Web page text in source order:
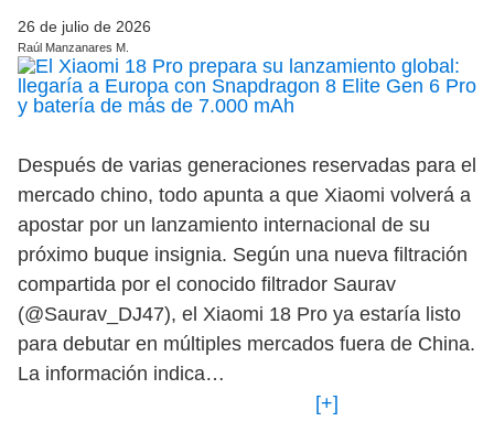
26 de julio de 2026
Raúl Manzanares M.
Después de varias generaciones reservadas para el
mercado chino, todo apunta a que Xiaomi volverá a
apostar por un lanzamiento internacional de su
próximo buque insignia. Según una nueva filtración
compartida por el conocido filtrador Saurav
(@Saurav_DJ47), el Xiaomi 18 Pro ya estaría listo
para debutar en múltiples mercados fuera de China.
La información indica…
[+]